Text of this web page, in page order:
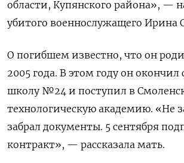
области, Купянского района», —
убитого военнослужащего Ирина
О погибшем известно, что он
2005 года. В этом году он
школу №24 и поступил в
технологическую академию. «Не
забрал документы. 5 сентября
контракт», — рассказала мать.